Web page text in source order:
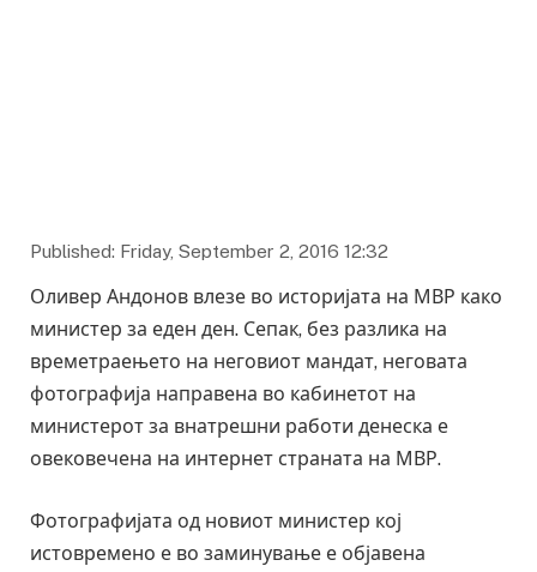
Published: Friday, September 2, 2016 12:32
Оливер Андонов влезе во историјата на МВР како
министер за еден ден. Сепак, без разлика на
времетраењето на неговиот мандат, неговата
фотографија направена во кабинетот на
министерот за внатрешни работи денеска е
овековечена на интернет страната на МВР.
Фотографијата од новиот министер кој
истовремено е во заминување е објавена